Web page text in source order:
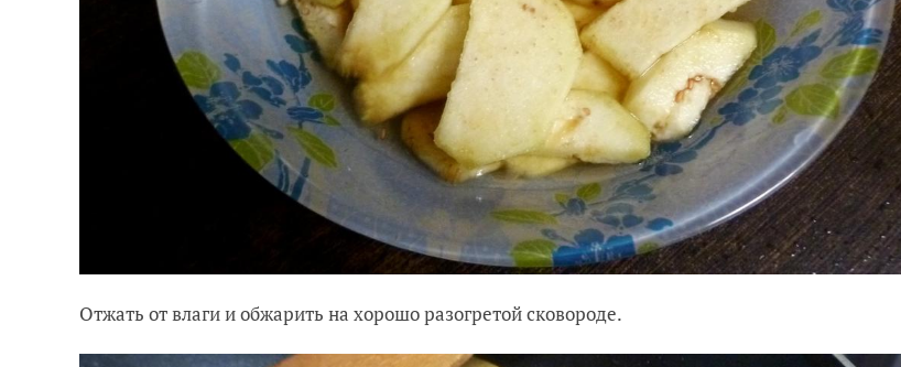
Отжать от влаги и обжарить на хорошо разогретой сковороде.